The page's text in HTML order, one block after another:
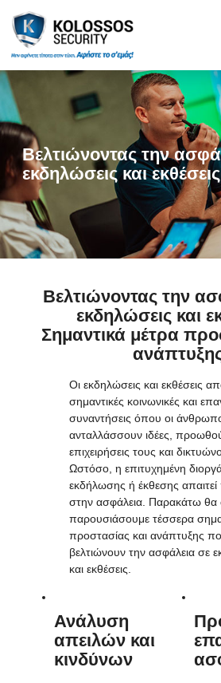
Βελτιώνοντας την
εκδηλώσεις και εκθέσεις
Βελτιώνοντας την
εκδηλώσεις και
Σημαντικά μέτρα
Οι εκδηλώσεις και εκθέσεις
σημαντικές κοινωνικές και
συναντήσεις όπου οι
ανταλλάσσουν ιδέες,
επιχειρήσεις τους και
Ωστόσο, η επιτυχημένη
εκδήλωσης ή έκθεσης
στην ασφάλεια. Παρακάτω θα
παρουσιάσουμε τέσσερα
προστασίας και ανάπτυξης
βελτιώνουν την ασφάλεια σε
και εκθέσεις.
Ανάλυση
απειλών και
κινδύνων